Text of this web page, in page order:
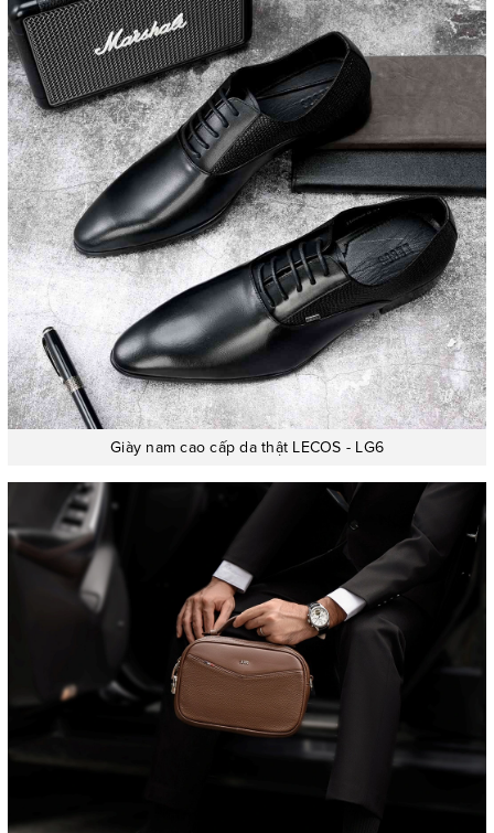
Giày nam cao cấp da thật LECOS - LG6